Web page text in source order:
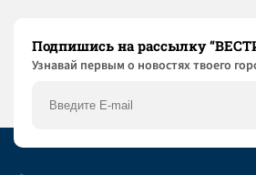
Подпишись на рассылку
Узнaвай первым о новостях твоего